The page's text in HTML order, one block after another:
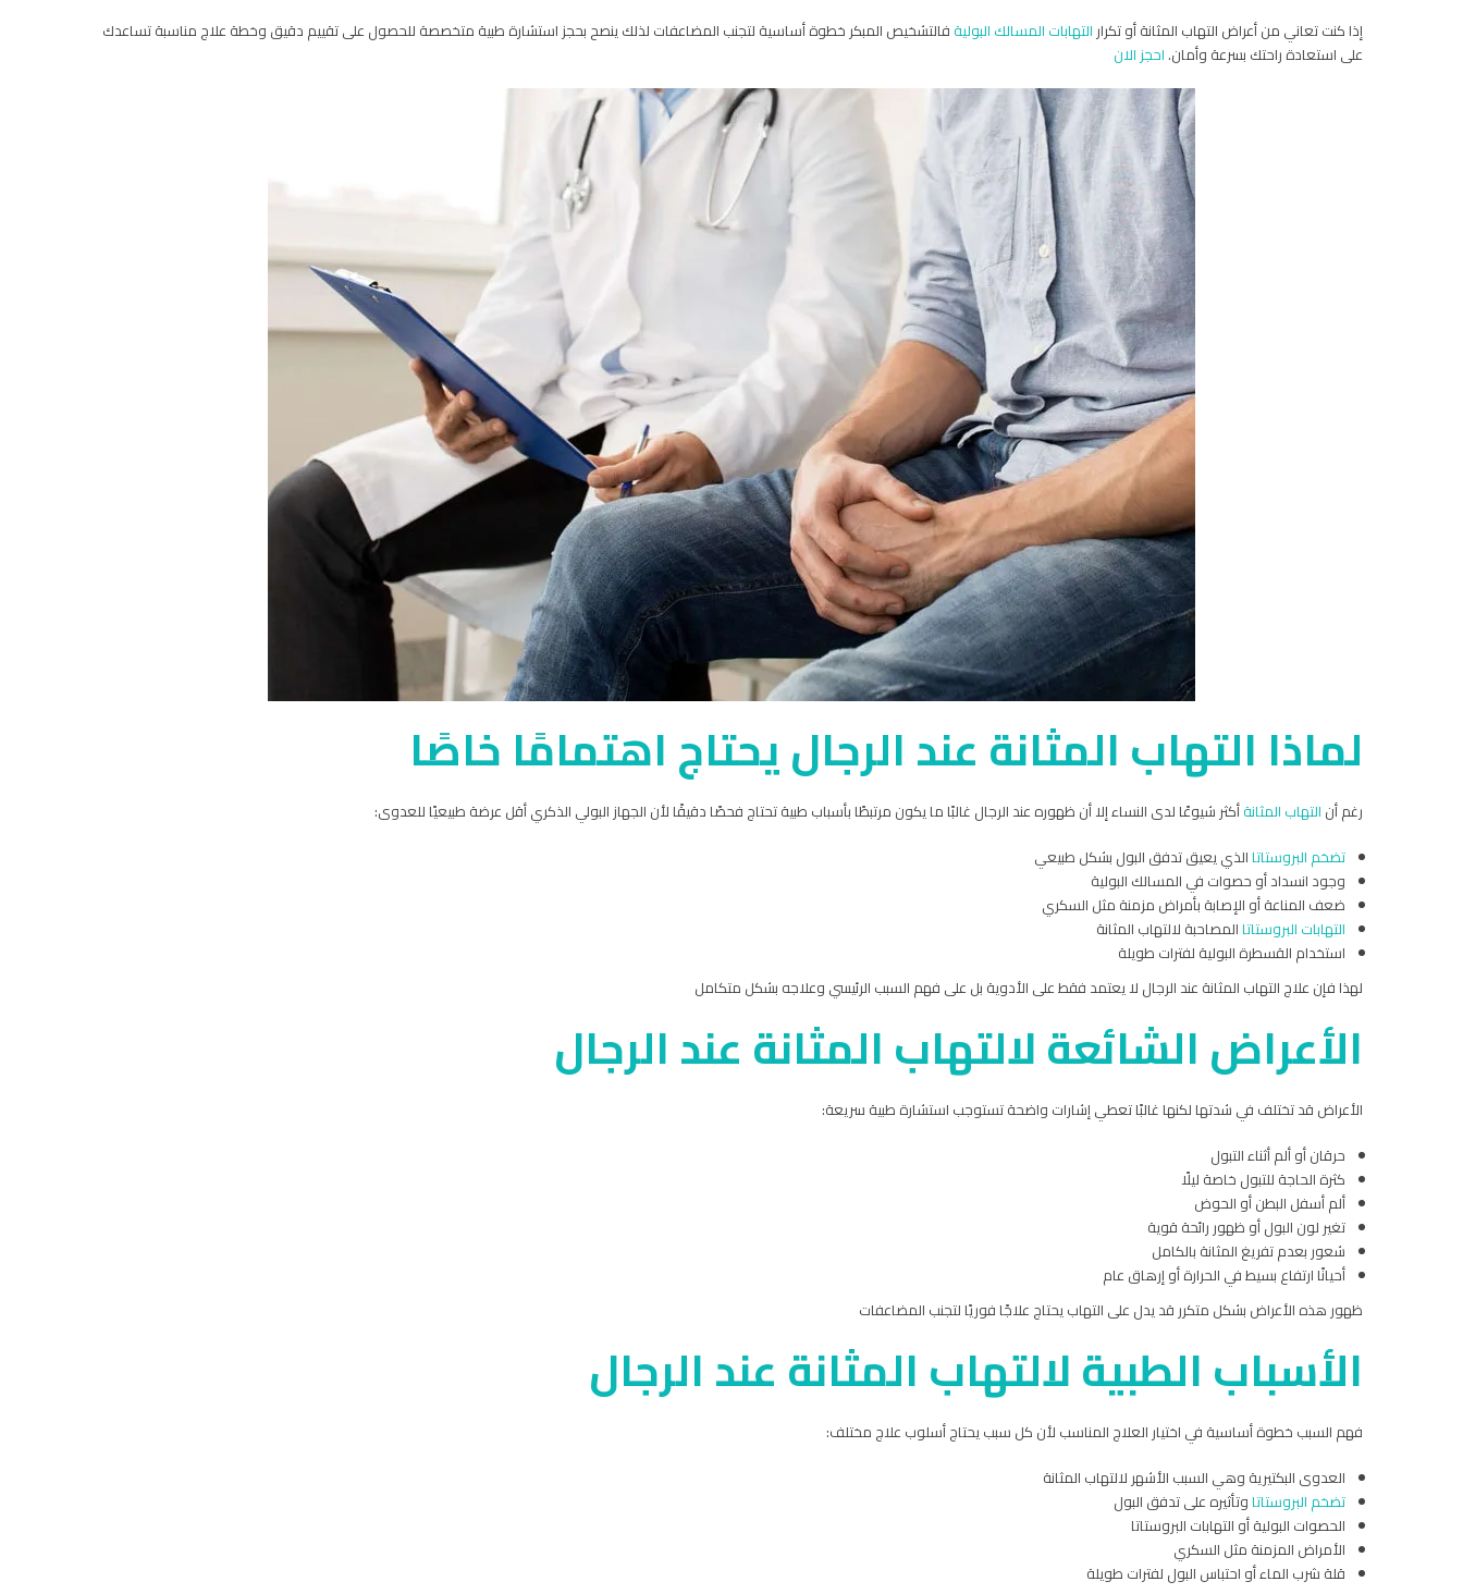
إذا كنت تعاني من أعراض التهاب المثانة أو تكرار التهابات المسالك البولية فالتشخيص المبكر خطوة أساسية لتجنب المضاعفات لذلك ينصح بحجز استشارة طبية متخصصة للحصول على تقييم دقيق وخطة علاج مناسبة تساعدك
على استعادة راحتك بسرعة وأمان. احجز الان
لماذا التهاب المثانة عند الرجال يحتاج اهتمامًا خاصًا
رغم أن التهاب المثانةأكثر شيوعًا لدى النساء إلا أن ظهوره عند الرجال غالبًا ما يكون مرتبطًا بأسباب طبية تحتاج فحصًا دقيقًا لأن الجهاز البولي الذكري أقل عرضة طبيعيًا للعدوى:
تضخم البروستاتا الذي يعيق تدفق البول بشكل طبيعي
وجود انسداد أو حصوات في المسالك البولية
ضعف المناعة أو الإصابة بأمراض مزمنة مثل السكري
التهابات البروستاتا المصاحبة لالتهاب المثانة
استخدام القسطرة البولية لفترات طويلة
لهذا فإن علاج التهاب المثانة عند الرجال لا يعتمد فقط على الأدوية بل على فهم السبب الرئيسي وعلاجه بشكل متكامل
الأعراض الشائعة لالتهاب المثانة عند الرجال
الأعراض قد تختلف في شدتها لكنها غالبًا تعطي إشارات واضحة تستوجب استشارة طبية سريعة:
حرقان أو ألم أثناء التبول
كثرة الحاجة للتبول خاصة ليلًا
ألم أسفل البطن أو الحوض
تغير لون البول أو ظهور رائحة قوية
شعور بعدم تفريغ المثانة بالكامل
أحيانًا ارتفاع بسيط في الحرارة أو إرهاق عام
ظهور هذه الأعراض بشكل متكرر قد يدل على التهاب يحتاج علاجًا فوريًا لتجنب المضاعفات
الأسباب الطبية لالتهاب المثانة عند الرجال
فهم السبب خطوة أساسية في اختيار العلاج المناسب لأن كل سبب يحتاج أسلوب علاج مختلف:
العدوى البكتيرية وهي السبب الأشهر لالتهاب المثانة
تضخم البروستاتا وتأثيره على تدفق البول
الحصوات البولية أو التهابات البروستاتا
الأمراض المزمنة مثل السكري
قلة شرب الماء أو احتباس البول لفترات طويلة